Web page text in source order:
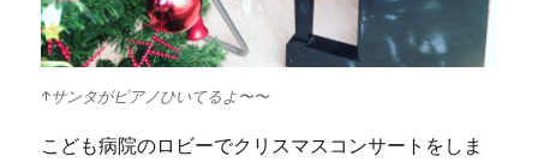
↑サンタがピアノひいてるよ〜〜
こども病院のロビーでクリスマスコンサートをしま